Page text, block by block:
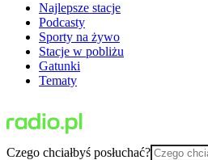
Najlepsze stacje
Podcasty
Sporty na żywo
Stacje w pobliżu
Gatunki
Tematy
Czego chciałbyś posłuchać?